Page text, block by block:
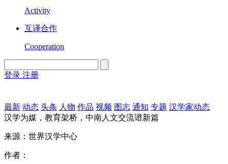
Activity
互译合作
Cooperation
登录 注册
最新 动态 头条 人物 作品 视频 图志 通知 专题 汉学家动态
汉学为媒，教育架桥，中南人文交流谱新篇
来源：世界汉学中心
作者：